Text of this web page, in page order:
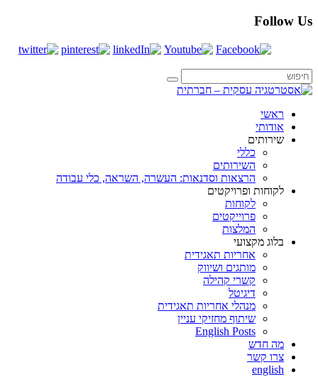
Follow Us
ראשי
אודותי
שירותים
כללי
השירותים
הרצאות וסדנאות: העשרה, השראה, כלי עבודה
לקוחות ופרויקטים
לקוחות
פרוייקטים
המלצות
בלוג מקצועי
אחריות תאגידית
מותגים ושיווק
קשרי קהילה
דיגיטל
מנהלי אחריות תאגידית
שיתוף מחזיקי עניין
English Posts
מה חדש
צרו קשר
english